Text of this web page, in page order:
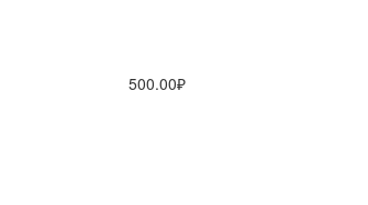
500.00₽